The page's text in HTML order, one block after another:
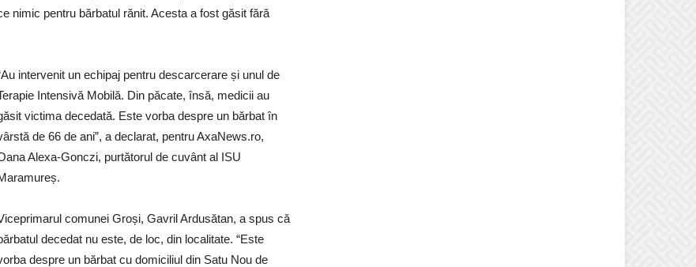
nimic pentru bărbatul rănit. Acesta a fost găsit fără
intervenit un echipaj pentru descarcerare și unul de
Intensivă Mobilă. Din păcate, însă, medicii au
victima decedată. Este vorba despre un bărbat în
de 66 de ani”, a declarat, pentru AxaNews.ro,
Alexa-Gonczi, purtătorul de cuvânt al ISU
comunei Groși, Gavril Ardusătan, a spus că
decedat nu este, de loc, din localitate. “Este
despre un bărbat cu domiciliul din Satu Nou de